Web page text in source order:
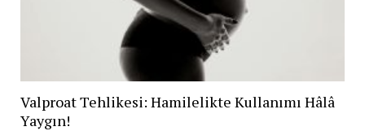
Valproat Tehlikesi: Hamilelikte Kullanımı Hâlâ
Yaygın!